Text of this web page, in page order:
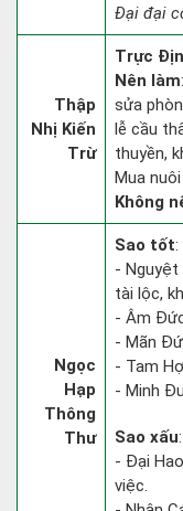
Đại đại
Thập
Nhị Kiến
Trừ
Trực
Nên làm
sửa
lễ cầu
thuyền,
Mua
Không
Ngọc
Hạp
Thông
Thư
Sao tốt:
- Nguyệt
tài lộc,
- Âm
- Mãn
- Tam
- Minh
Sao xấu:
- Đại
việc.